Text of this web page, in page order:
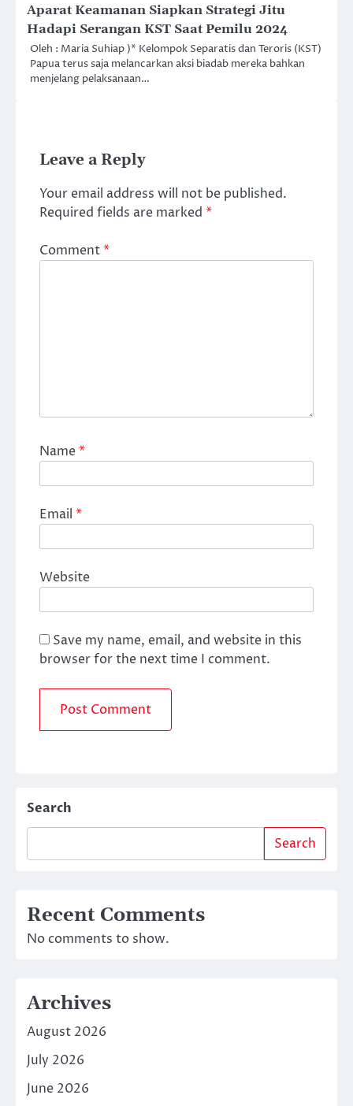
Aparat Keamanan Siapkan Strategi Jitu
Hadapi Serangan KST Saat Pemilu 2024
Oleh : Maria Suhiap )* Kelompok Separatis dan Teroris (KST)
Papua terus saja melancarkan aksi biadab mereka bahkan
menjelang pelaksanaan…
Leave a Reply
Your email address will not be published.
Required fields are marked *
Comment*
Name*
Email *
Website
Save my name, email, and website in this
browser for the next time I comment.
Search
Search
Recent Comments
No comments to show.
Archives
August 2026
July 2026
June 2026